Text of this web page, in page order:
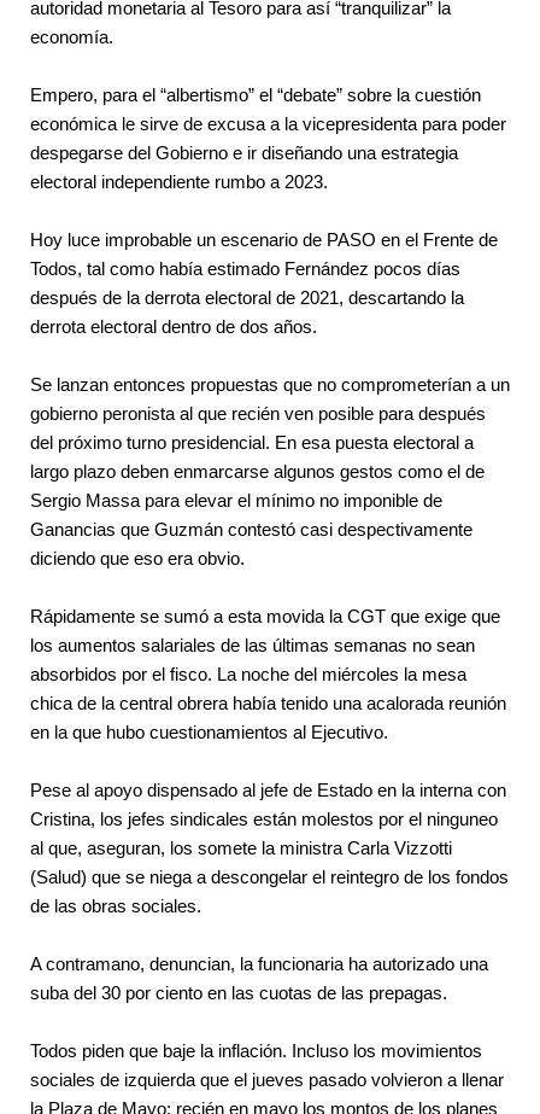
autoridad monetaria al Tesoro para así “tranquilizar” la
economía.
Empero, para el “albertismo” el “debate” sobre la cuestión
económica le sirve de excusa a la vicepresidenta para poder
despegarse del Gobierno e ir diseñando una estrategia
electoral independiente rumbo a 2023.
Hoy luce improbable un escenario de PASO en el Frente de
Todos, tal como había estimado Fernández pocos días
después de la derrota electoral de 2021, descartando la
derrota electoral dentro de dos años.
Se lanzan entonces propuestas que no comprometerían a un
gobierno peronista al que recién ven posible para después
del próximo turno presidencial. En esa puesta electoral a
largo plazo deben enmarcarse algunos gestos como el de
Sergio Massa para elevar el mínimo no imponible de
Ganancias que Guzmán contestó casi despectivamente
diciendo que eso era obvio.
Rápidamente se sumó a esta movida la CGT que exige que
los aumentos salariales de las últimas semanas no sean
absorbidos por el fisco. La noche del miércoles la mesa
chica de la central obrera había tenido una acalorada reunión
en la que hubo cuestionamientos al Ejecutivo.
Pese al apoyo dispensado al jefe de Estado en la interna con
Cristina, los jefes sindicales están molestos por el ninguneo
al que, aseguran, los somete la ministra Carla Vizzotti
(Salud) que se niega a descongelar el reintegro de los fondos
de las obras sociales.
A contramano, denuncian, la funcionaria ha autorizado una
suba del 30 por ciento en las cuotas de las prepagas.
Todos piden que baje la inflación. Incluso los movimientos
sociales de izquierda que el jueves pasado volvieron a llenar
la Plaza de Mayo: recién en mayo los montos de los planes